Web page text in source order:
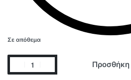
Σε απόθεμα
Προσθήκη